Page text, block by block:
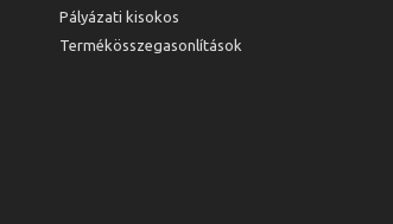
Pályázati kisokos
Termékösszegasonlítások